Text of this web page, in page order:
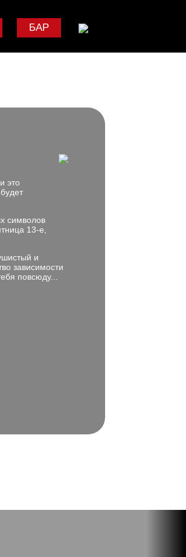
БАР
это
символов
13-е,
и
зависимости
повсюду...